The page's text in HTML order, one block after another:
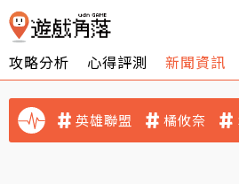
攻略分析 心得評測 新聞資訊
英雄聯盟 橘攸奈